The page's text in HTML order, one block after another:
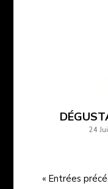
24
« Entrées